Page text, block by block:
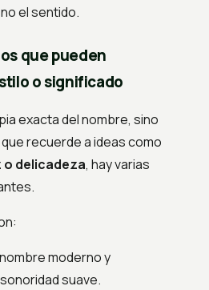
el sentido.
que pueden
o significado
exacta del nombre, sino
recuerde a ideas como
o delicadeza, hay varias
moderno y
suave.